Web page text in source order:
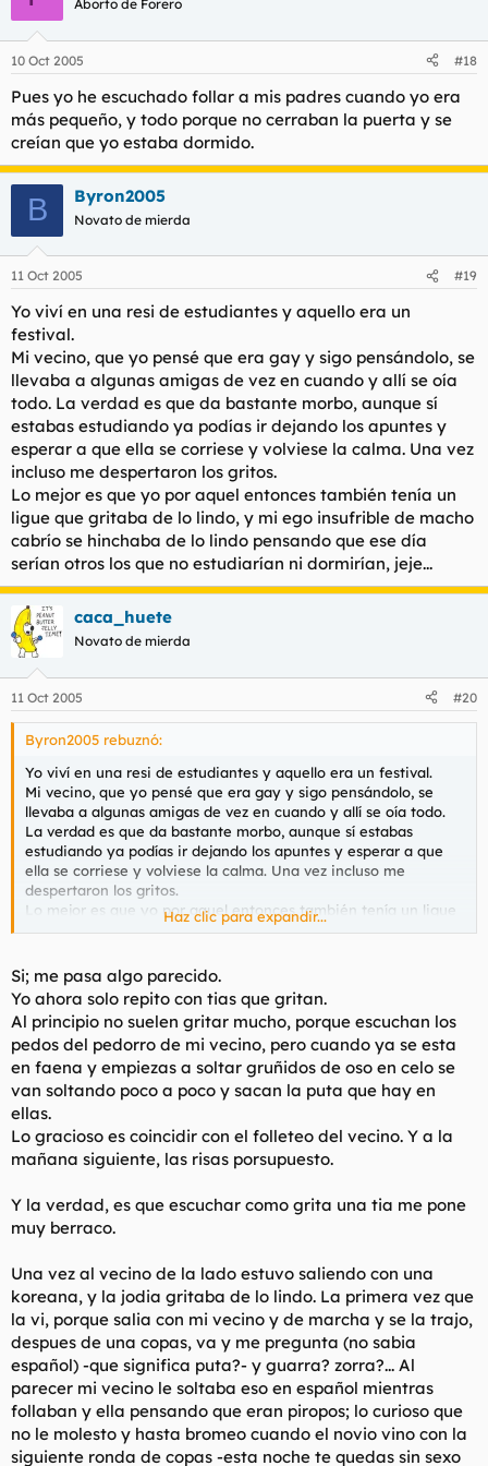
Aborto de Forero
10 Oct 2005 #18
Pues yo he escuchado follar a mis padres cuando yo era
más pequeño, y todo porque no cerraban la puerta y se
creían que yo estaba dormido.
B Byron2005
Novato de mierda
11 Oct 2005 #19
Yo viví en una resi de estudiantes y aquello era un
festival.
Mi vecino, que yo pensé que era gay y sigo pensándolo, se
llevaba a algunas amigas de vez en cuando y allí se oía
todo. La verdad es que da bastante morbo, aunque sí
estabas estudiando ya podías ir dejando los apuntes y
esperar a que ella se corriese y volviese la calma. Una vez
incluso me despertaron los gritos.
Lo mejor es que yo por aquel entonces también tenía un
ligue que gritaba de lo lindo, y mi ego insufrible de macho
cabrío se hinchaba de lo lindo pensando que ese día
serían otros los que no estudiarían ni dormirían, jeje...
caca_huete
Novato de mierda
11 Oct 2005 #20
Byron2005 rebuznó:
Yo viví en una resi de estudiantes y aquello era un festival.
Mi vecino, que yo pensé que era gay y sigo pensándolo, se
llevaba a algunas amigas de vez en cuando y allí se oía todo.
La verdad es que da bastante morbo, aunque sí estabas
estudiando ya podías ir dejando los apuntes y esperar a que
ella se corriese y volviese la calma. Una vez incluso me
despertaron los gritos.
Lo mejor es que yo por aquel entonces también tenía un ligue
que gritaba de lo lindo, y mi ego insufrible de macho cabrío se
no estudiarían ni dormirían, jeje...
Haz clic para expandir...
Si; me pasa algo parecido.
Yo ahora solo repito con tias que gritan.
Al principio no suelen gritar mucho, porque escuchan los
pedos del pedorro de mi vecino, pero cuando ya se esta
en faena y empiezas a soltar gruñidos de oso en celo se
van soltando poco a poco y sacan la puta que hay en
ellas.
Lo gracioso es coincidir con el folleteo del vecino. Y a la
mañana siguiente, las risas porsupuesto.
Y la verdad, es que escuchar como grita una tia me pone
muy berraco.
Una vez al vecino de la lado estuvo saliendo con una
koreana, y la jodia gritaba de lo lindo. La primera vez que
la vi, porque salia con mi vecino y de marcha y se la trajo,
despues de una copas, va y me pregunta (no sabia
español) -que significa puta?- y guarra? zorra?... Al
parecer mi vecino le soltaba eso en español mientras
follaban y ella pensando que eran piropos; lo curioso que
no le molesto y hasta bromeo cuando el novio vino con la
siguiente ronda de copas -esta noche te quedas sin sexo